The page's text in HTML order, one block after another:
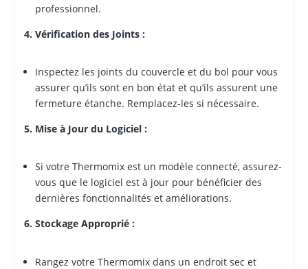
professionnel.
4. Vérification des Joints :
Inspectez les joints du couvercle et du bol pour vous
assurer qu’ils sont en bon état et qu’ils assurent une
fermeture étanche. Remplacez-les si nécessaire.
5. Mise à Jour du Logiciel :
Si votre Thermomix est un modèle connecté, assurez-
vous que le logiciel est à jour pour bénéficier des
dernières fonctionnalités et améliorations.
6. Stockage Approprié :
Rangez votre Thermomix dans un endroit sec et